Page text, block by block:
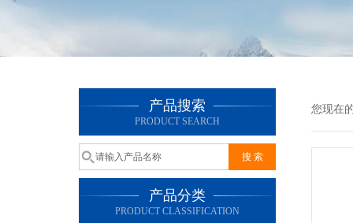
产品搜索
PRODUCT SEARCH
产品分类
PRODUCT CLASSIFICATION
您现在